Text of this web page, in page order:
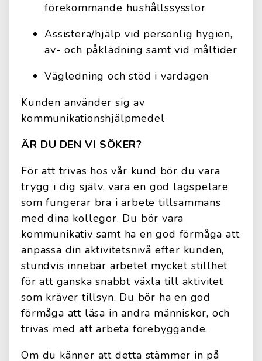
förekommande hushållssysslor
Assistera/hjälp vid personlig hygien,
av- och påklädning samt vid måltider
Vägledning och stöd i vardagen
Kunden använder sig av
kommunikationshjälpmedel
ÄR DU DEN VI SÖKER?
För att trivas hos vår kund bör du vara
trygg i dig själv, vara en god lagspelare
som fungerar bra i arbete tillsammans
med dina kollegor. Du bör vara
kommunikativ samt ha en god förmåga att
anpassa din aktivitetsnivå efter kunden,
stundvis innebär arbetet mycket stillhet
för att ganska snabbt växla till aktivitet
som kräver tillsyn. Du bör ha en god
förmåga att läsa in andra människor, och
trivas med att arbeta förebyggande.
Om du känner att detta stämmer in på